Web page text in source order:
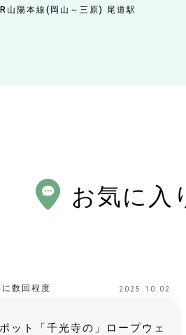
山陽本線(岡山～三原) 尾道駅
お気に入
に数回程度 2025.10.02
ット「千光寺の」ロープウェ